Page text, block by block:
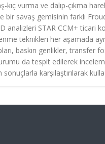
vurma ve dalıp-çıkma
savaş gemisinin farklı
analizleri STAR CCM+ ticari
teknikleri her aşamada
baskın genlikler, transfer
da tespit edilerek
karşılaştırılarak